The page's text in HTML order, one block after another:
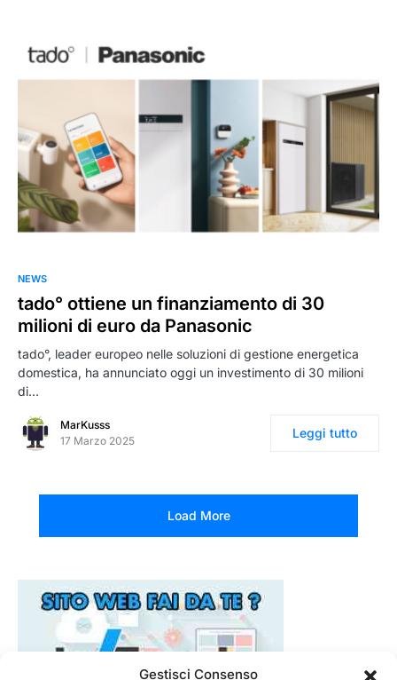
Gestisci Consenso
NEWS
tado° ottiene un finanziamento di 30
milioni di euro da Panasonic
tado°, leader europeo nelle soluzioni di gestione energetica
domestica, ha annunciato oggi un investimento di 30 milioni
di…
MarKusss
17 Marzo 2025
Leggi tutto
Load More